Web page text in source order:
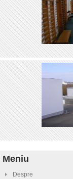
Meniu
Despre